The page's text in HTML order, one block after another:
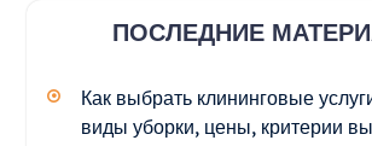
ПОСЛЕДНИЕ
Как выбрать клининговые
виды уборки, цены, критерии